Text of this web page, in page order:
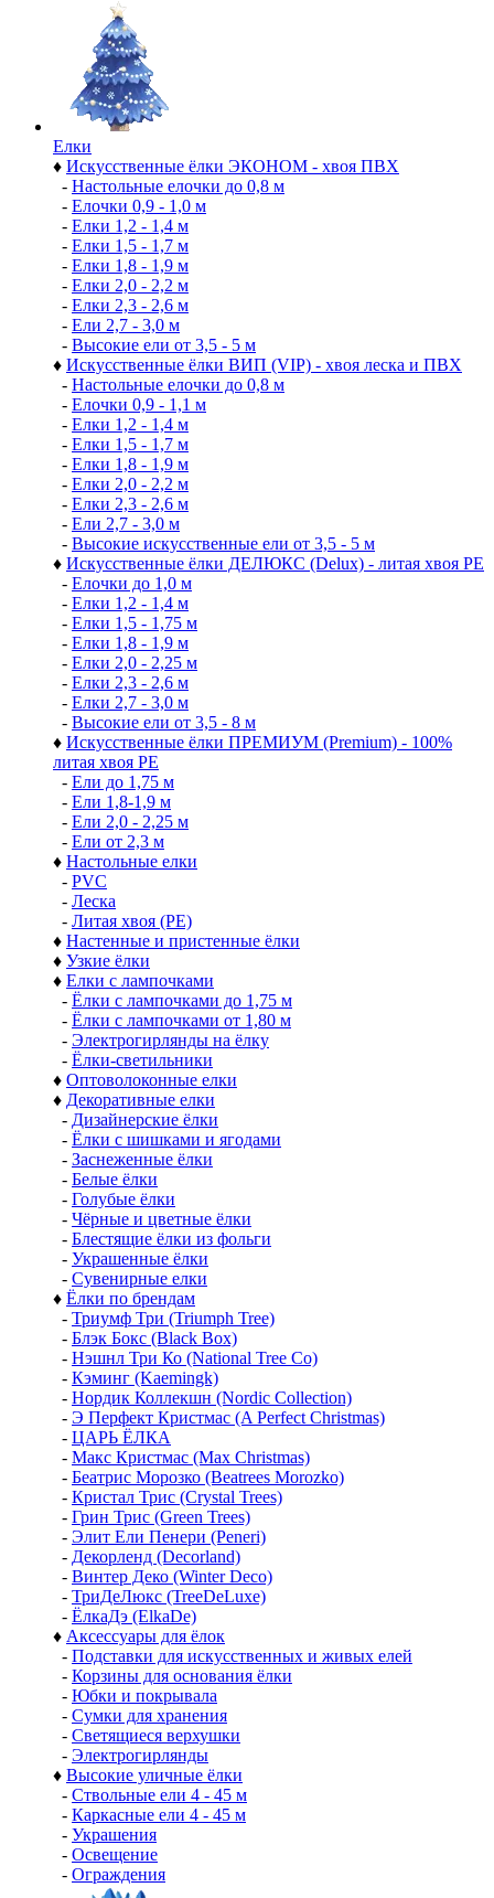
Елки
♦ Искусственные ёлки ЭКОНОМ - хвоя ПВХ
- Настольные елочки до 0,8 м
- Елочки 0,9 - 1,0 м
- Елки 1,2 - 1,4 м
- Елки 1,5 - 1,7 м
- Елки 1,8 - 1,9 м
- Елки 2,0 - 2,2 м
- Елки 2,3 - 2,6 м
- Ели 2,7 - 3,0 м
- Высокие ели от 3,5 - 5 м
♦ Искусственные ёлки ВИП (VIP) - хвоя леска и ПВХ
- Настольные елочки до 0,8 м
- Елочки 0,9 - 1,1 м
- Елки 1,2 - 1,4 м
- Елки 1,5 - 1,7 м
- Елки 1,8 - 1,9 м
- Елки 2,0 - 2,2 м
- Елки 2,3 - 2,6 м
- Ели 2,7 - 3,0 м
- Высокие искусственные ели от 3,5 - 5 м
♦ Искусственные ёлки ДЕЛЮКС (Delux) - литая хвоя РЕ
- Елочки до 1,0 м
- Елки 1,2 - 1,4 м
- Елки 1,5 - 1,75 м
- Елки 1,8 - 1,9 м
- Елки 2,0 - 2,25 м
- Елки 2,3 - 2,6 м
- Елки 2,7 - 3,0 м
- Высокие ели от 3,5 - 8 м
♦ Искусственные ёлки ПРЕМИУМ (Premium) - 100%
литая хвоя РЕ
- Ели до 1,75 м
- Ели 1,8-1,9 м
- Ели 2,0 - 2,25 м
- Ели от 2,3 м
♦ Настольные елки
- PVC
- Леска
- Литая хвоя (РЕ)
♦ Настенные и пристенные ёлки
♦ Узкие ёлки
♦ Елки с лампочками
- Ёлки с лампочками до 1,75 м
- Ёлки с лампочками от 1,80 м
- Электрогирлянды на ёлку
- Ёлки-светильники
♦ Оптоволоконные елки
♦ Декоративные елки
- Дизайнерские ёлки
- Ёлки с шишками и ягодами
- Заснеженные ёлки
- Белые ёлки
- Голубые ёлки
- Чёрные и цветные ёлки
- Блестящие ёлки из фольги
- Украшенные ёлки
- Сувенирные елки
♦ Ёлки по брендам
- Триумф Три (Triumph Tree)
- Блэк Бокс (Black Box)
- Нэшнл Три Ко (National Tree Co)
- Кэминг (Kaemingk)
- Нордик Коллекшн (Nordic Collection)
- Э Перфект Кристмас (A Perfect Christmas)
- ЦАРЬ ЁЛКА
- Макс Кристмас (Max Christmas)
- Беатрис Морозко (Beatrees Morozko)
- Кристал Трис (Crystal Trees)
- Грин Трис (Green Trees)
- Элит Ели Пенери (Peneri)
- Декорленд (Decorland)
- Винтер Деко (Winter Deco)
- ТриДеЛюкс (TreeDeLuxe)
- ЁлкаДэ (ElkaDe)
♦ Аксессуары для ёлок
- Подставки для искусственных и живых елей
- Корзины для основания ёлки
- Юбки и покрывала
- Сумки для хранения
- Светящиеся верхушки
- Электрогирлянды
♦ Высокие уличные ёлки
- Ствольные ели 4 - 45 м
- Каркасные ели 4 - 45 м
- Украшения
- Освещение
- Ограждения